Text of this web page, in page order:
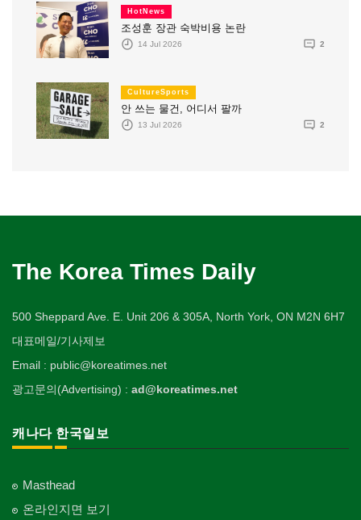
HotNews
조성훈 장관 숙박비용 논란
14 Jul 2026 2
CultureSports
안 쓰는 물건, 어디서 팔까
13 Jul 2026 2
The Korea Times Daily
500 Sheppard Ave. E. Unit 206 & 305A, North York, ON M2N 6H7
대표메일/기사제보
Email : public@koreatimes.net
광고문의(Advertising) : ad@koreatimes.net
캐나다 한국일보
Masthead
온라인지면 보기